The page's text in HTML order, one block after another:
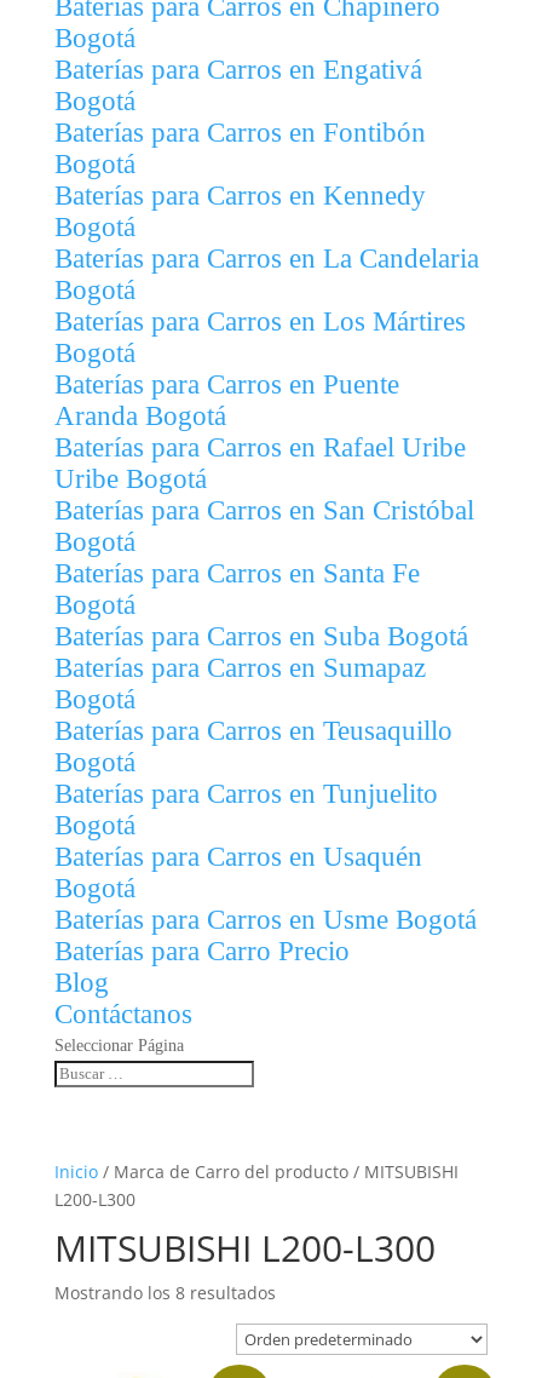
Baterías para Carros en Chapinero
Bogotá
Baterías para Carros en Engativá
Bogotá
Baterías para Carros en Fontibón
Bogotá
Baterías para Carros en Kennedy
Bogotá
Baterías para Carros en La Candelaria
Bogotá
Baterías para Carros en Los Mártires
Bogotá
Baterías para Carros en Puente
Aranda Bogotá
Baterías para Carros en Rafael Uribe
Uribe Bogotá
Baterías para Carros en San Cristóbal
Bogotá
Baterías para Carros en Santa Fe
Bogotá
Baterías para Carros en Suba Bogotá
Baterías para Carros en Sumapaz
Bogotá
Baterías para Carros en Teusaquillo
Bogotá
Baterías para Carros en Tunjuelito
Bogotá
Baterías para Carros en Usaquén
Bogotá
Baterías para Carros en Usme Bogotá
Baterías para Carro Precio
Blog
Contáctanos
Seleccionar Página
Inicio/ Marca de Carro del producto / MITSUBISHI
L200-L300
MITSUBISHI L200-L300
Mostrando los 8 resultados